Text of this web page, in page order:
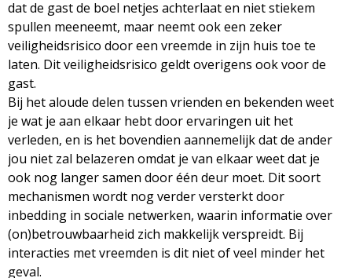
dat de gast de boel netjes achterlaat en niet stiekem
spullen meeneemt, maar neemt ook een zeker
veiligheidsrisico door een vreemde in zijn huis toe te
laten. Dit veiligheidsrisico geldt overigens ook voor de
gast.
Bij het aloude delen tussen vrienden en bekenden weet
je wat je aan elkaar hebt door ervaringen uit het
verleden, en is het bovendien aannemelijk dat de ander
jou niet zal belazeren omdat je van elkaar weet dat je
ook nog langer samen door één deur moet. Dit soort
mechanismen wordt nog verder versterkt door
inbedding in sociale netwerken, waarin informatie over
(on)betrouwbaarheid zich makkelijk verspreidt. Bij
interacties met vreemden is dit niet of veel minder het
geval.